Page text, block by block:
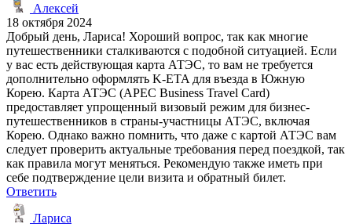
Алексей
18 октября 2024
Добрый день, Лариса! Хороший вопрос, так как многие
путешественники сталкиваются с подобной ситуацией. Если
у вас есть действующая карта АТЭС, то вам не требуется
дополнительно оформлять K-ETA для въезда в Южную
Корею. Карта АТЭС (APEC Business Travel Card)
предоставляет упрощенный визовый режим для бизнес-
путешественников в страны-участницы АТЭС, включая
Корею. Однако важно помнить, что даже с картой АТЭС вам
следует проверить актуальные требования перед поездкой, так
как правила могут меняться. Рекомендую также иметь при
себе подтверждение цели визита и обратный билет.
Ответить
Лариса